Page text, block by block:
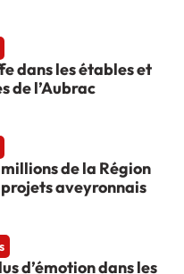
dans les étables et
de l’Aubrac
millions de la Région
aveyronnais
d’émotion dans les